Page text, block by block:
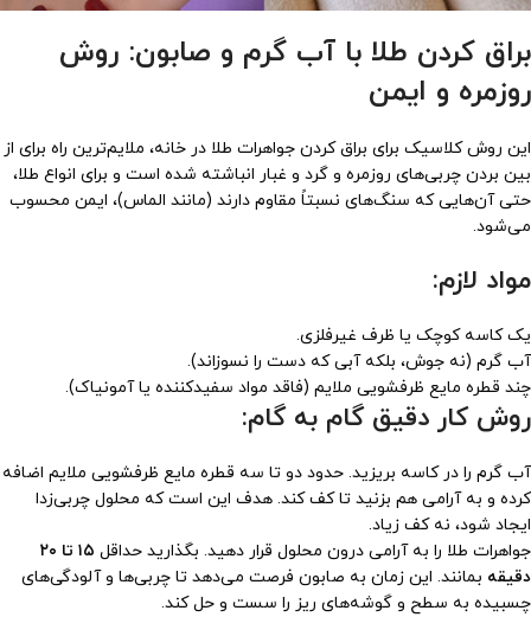
براق کردن طلا با آب گرم و صابون: روش
روزمره و ایمن
این روش کلاسیک برای براق کردن جواهرات طلا در خانه، ملایم‌ترین راه برای از
بین بردن چربی‌های روزمره و گرد و غبار انباشته شده است و برای انواع طلا،
حتی آن‌هایی که سنگ‌های نسبتاً مقاوم دارند (مانند الماس)، ایمن محسوب
می‌شود.
مواد لازم:
یک کاسه کوچک یا ظرف غیرفلزی.
آب گرم (نه جوش، بلکه آبی که دست را نسوزاند).
چند قطره مایع ظرفشویی ملایم (فاقد مواد سفیدکننده یا آمونیاک).
روش کار دقیق گام به گام:
آب گرم را در کاسه بریزید. حدود دو تا سه قطره مایع ظرفشویی ملایم اضافه
کرده و به آرامی هم بزنید تا کف کند. هدف این است که محلول چربی‌زدا
ایجاد شود، نه کف زیاد.
جواهرات طلا را به آرامی درون محلول قرار دهید. بگذارید حداقل
۱۵ تا ۲۰
دقیقه بمانند. این زمان به صابون فرصت می‌دهد تا چربی‌ها و آلودگی‌های
چسبیده به سطح و گوشه‌های ریز را سست و حل کند.